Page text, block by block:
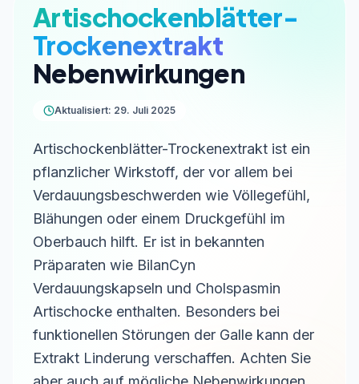
Artischockenblätter-
Trockenextrakt
Nebenwirkungen
Aktualisiert: 29. Juli 2025
Artischockenblätter-Trockenextrakt ist ein
pflanzlicher Wirkstoff, der vor allem bei
Verdauungsbeschwerden wie Völlegefühl,
Blähungen oder einem Druckgefühl im
Oberbauch hilft. Er ist in bekannten
Präparaten wie BilanCyn
Verdauungskapseln und Cholspasmin
Artischocke enthalten. Besonders bei
funktionellen Störungen der Galle kann der
Extrakt Linderung verschaffen. Achten Sie